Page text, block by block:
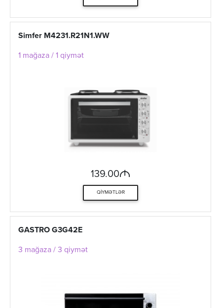
Simfer M4231.R21N1.WW
1 mağaza / 1 qiymət
139.00M
QIYMƏTLƏR
GASTRO G3G42E
3 mağaza / 3 qiymət